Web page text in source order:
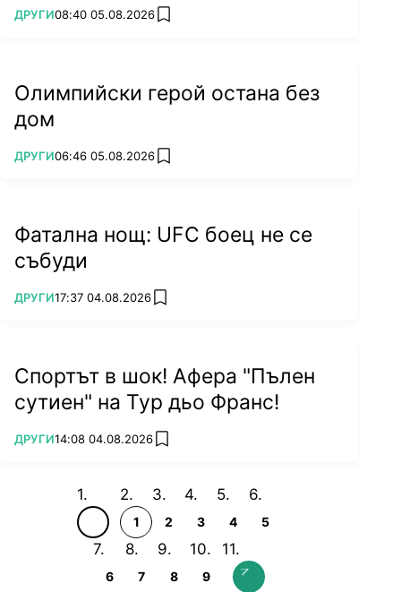
ПОВЕЧЕ ОТ
ДРУГИ08:40 05.08.2026 add favorites
Олимпийски герой остана без
дом
ПОВЕЧЕ ОТ
ДРУГИ06:46 05.08.2026 add favorites
Фатална нощ: UFC боец не се
събуди
ПОВЕЧЕ ОТ
ДРУГИ17:37 04.08.2026 add favorites
Спортът в шок! Афера "Пълен
сутиен" на Тур дьо Франс!
ПОВЕЧЕ ОТ
ДРУГИ14:08 04.08.2026 add favorites
1 2 3 4 5
6 7 8 9